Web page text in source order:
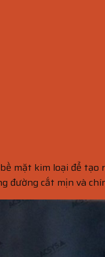
mặt kim loại để
đường cắt mịn và